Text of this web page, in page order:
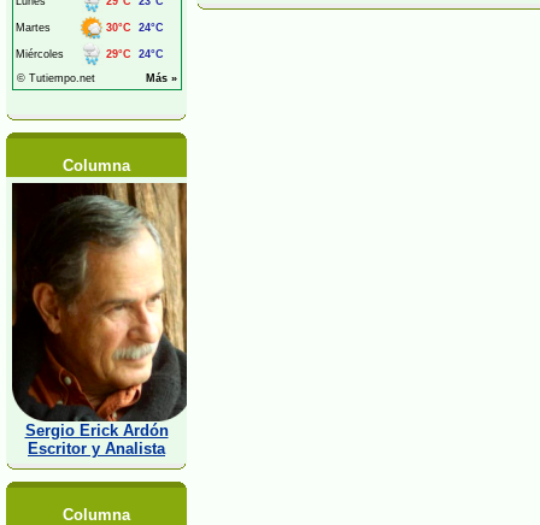
Columna
Sergio Erick Ardón
Escritor y Analista
Columna